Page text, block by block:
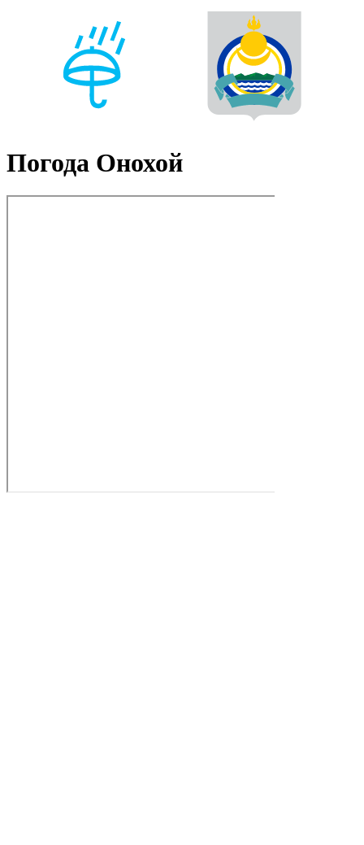
Погода Онохой